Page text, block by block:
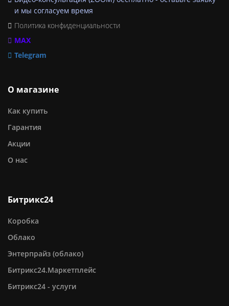
и мы согласуем время
Политика конфиденциальности
MAX
Telegram
О магазине
Как купить
Гарантия
Акции
О нас
Битрикс24
Коробка
Облако
Энтерпрайз (облако)
Битрикс24.Маркетплейс
Битрикс24 - услуги